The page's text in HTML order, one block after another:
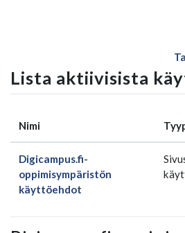
Lista aktiivisista
Nimi
Digicampus.fi-
oppimisympäristön
käyttöehdot